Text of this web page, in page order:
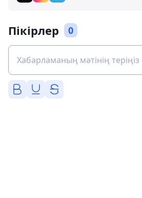
Пікірлер 0